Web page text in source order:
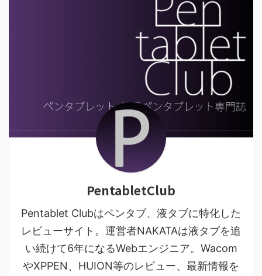
PentabletClub
Pentablet Clubはペンタブ、液タブに特化した
レビューサイト。運営者NAKATAは液タブを追
い続けて6年になるWebエンジニア。Wacom
やXPPEN、HUION等のレビュー、最新情報を